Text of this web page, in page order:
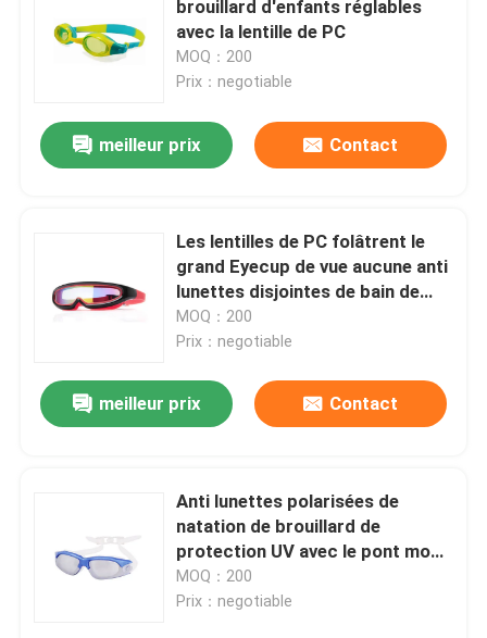
Lunettes optiques de prescription
Ailerons de bain de plongée
Lunettes de parachutisme
Anti lentille de brouillard
Anti lunettes de plongée de brouillard
Prise d'air de plongée à l'air
brouillard d'enfants réglables
avec la lentille de PC
MOQ：200
Prix：negotiable
meilleur prix Contact
Les lentilles de PC folâtrent le
grand Eyecup de vue aucune anti
lunettes disjointes de bain de
triathlon de brouillard avec pour
les lunettes de natation à la
MOQ：200
Prix：negotiable
meilleur prix Contact
Anti lunettes polarisées de
natation de brouillard de
protection UV avec le pont mou
de nez
MOQ：200
Prix：negotiable